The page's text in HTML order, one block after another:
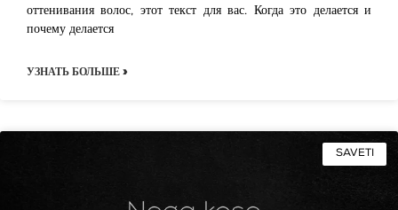
оттенивания волос, этот текст для вас. Когда это делается и
почему делается
УЗНАТЬ БОЛЬШЕ »
SAVETI